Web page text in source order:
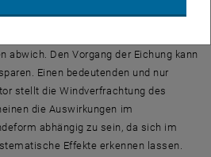
der Schneealpe in mancher Hinsicht
abwich. Den Vorgang der Eichung kann
Einen bedeutenden und nur
stellt die Windverfrachtung des
die Auswirkungen im
abhängig zu sein, da sich im
Effekte erkennen lassen.